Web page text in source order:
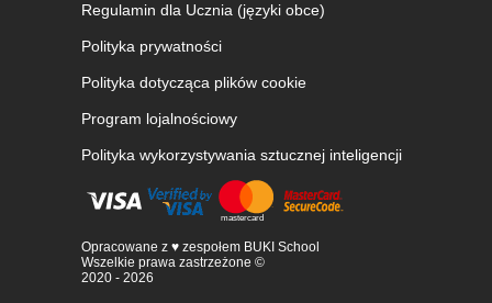
Regulamin dla Ucznia (języki obce)
Polityka prywatności
Polityka dotycząca plików cookie
Program lojalnościowy
Polityka wykorzystywania sztucznej inteligencji
Opracowane z ♥ zespołem BUKI School
Wszelkie prawa zastrzeżone ©
2020 - 2026